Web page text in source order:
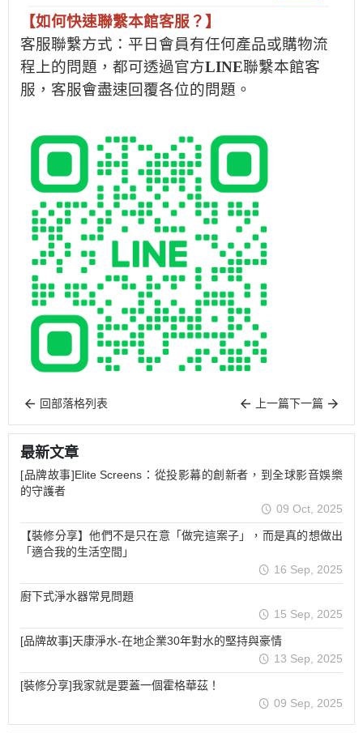
【如何快速聯繫本館客服？】
客服聯繫方式：平日會員有任何產品或購物流
程上的問題，都可透過官方LINE聯繫本館客
服，客服會盡速回覆各位的問題。
回部落格列表 上一篇下一篇
最新文章
[品牌故事]Elite Screens：從投影幕的創新者，到全球影音娛樂
的守護者
09 Oct, 2025
【裝修分享】他們不是只在意「做完這案子」，而是真的想做出
「適合我的生活空間」
16 Sep, 2025
廚下式淨水器常見問題
15 Sep, 2025
[品牌故事]天康淨水-在地企業30年對水的堅持與豪情
13 Sep, 2025
[裝修分享]我家就是要蓋一個霍格華茲！
09 Sep, 2025